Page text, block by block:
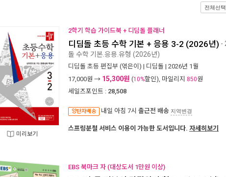
전체선택
미리보기
2학기 학습 가이드북 + 디딤돌 플래너
디딤돌 초등 수학 기본 + 응용 3-2 (2026년) -
돌 수학 기본.응용.유형 (2026년)
디딤돌 초등 편집부 (엮은이) | 디딤돌 | 2026년 1월
17,000원 → 15,300원 (10%할인), 마일리지 850원
세일즈포인트 : 28,508
양탄자배송 내일 아침 7시 출근전 배송 지역변경
스프링분철 서비스 이용이 가능한 도서입니다. 자세히보기
EBS 북마크 자 (대상도서 1만원 이상)